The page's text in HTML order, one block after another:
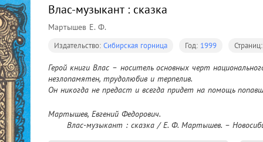
Влас-музыкант : сказка
Мартышев Е. Ф.
Издательство: Сибирская горница Год: 1999
Герой книги Влас – носитель основных черт
незлопамятен, трудолюбив и терпелив.
Он никогда не предаст и всегда придет на помощь
Мартышев, Евгений Федорович.
Влас-музыкант : сказка / Е. Ф. Мартышев. –